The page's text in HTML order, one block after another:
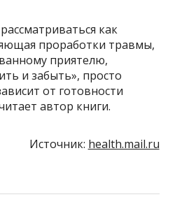
как
проработки травмы,
приятелю,
и забыть», просто
от готовности
автор книги.
Источник: health.mail.ru